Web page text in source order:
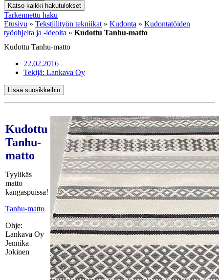
Katso kaikki hakutulokset
Tarkennettu haku
Etusivu » Tekstiilityön tekniikat » Kudonta » Kudontatöiden
työohjeita ja -ideoita » Kudottu Tanhu-matto
Kudottu Tanhu-matto
22.02.2016
Tekijä: Lankava Oy
Lisää suosikkeihin
Kudottu
Tanhu-
matto
Tyylikäs
matto
kangaspuissa!
Tanhu-matto
Ohje:
Lankava Oy
Jennika
Jokinen